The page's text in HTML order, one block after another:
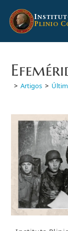
para
I
PLINIO C
> Artigos >